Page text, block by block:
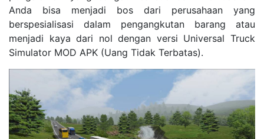
Anda bisa menjadi bos dari perusahaan yang
berspesialisasi dalam pengangkutan barang atau
menjadi kaya dari nol dengan versi Universal Truck
Simulator MOD APK (Uang Tidak Terbatas).